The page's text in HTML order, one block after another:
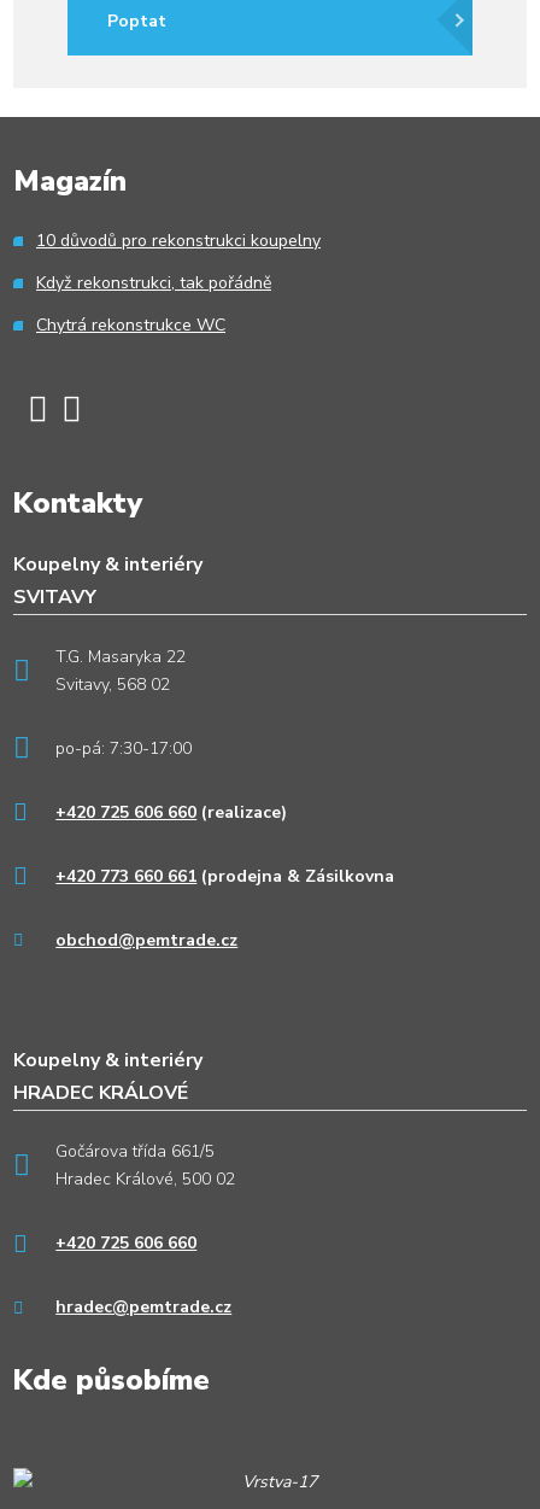
Poptat
se
odeslat.
Magazín
10 důvodů pro rekonstrukci koupelny
Když rekonstrukci, tak pořádně
Chytrá rekonstrukce WC
Kontakty
Koupelny & interiéry
SVITAVY
T.G. Masaryka 22
Svitavy, 568 02
po-pá: 7:30-17:00
+420 725 606 660 (realizace)
+420 773 660 661 (prodejna & Zásilkovna
obchod@pemtrade.cz
Koupelny & interiéry
HRADEC KRÁLOVÉ
Gočárova třída 661/5
Hradec Králové, 500 02
+420 725 606 660
hradec@pemtrade.cz
Kde působíme